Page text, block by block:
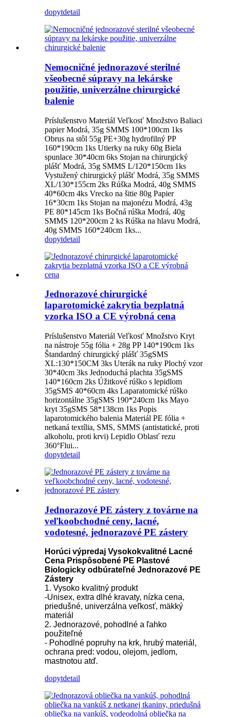
dopytdetail
Nemocničné jednorazové sterilné
všeobecné súpravy na lekárske
použitie, univerzálne chirurgické
balenie
Príslušenstvo Materiál Veľkosť Množstvo Baliaci
papier Modrá, 35g SMMS 100*100cm 1ks
Obrus na stôl 55g PE+30g hydrofilný PP
160*190cm 1ks Utierky na ruky 60g Biela
spunlace 30*40cm 6ks Stojan na chirurgický
plášť Modrá, 35g SMMS L/120*150cm 1ks
Vystužený chirurgický plášť Modrá, 35g SMMS
XL/130*155cm 2ks Rúška Modrá, 40g SMMS
40*60cm 4ks Vrecko na šitie 80g Papier
16*30cm 1ks Stojan na majonézu Modrá, 43g
PE 80*145cm 1ks Bočná rúška Modrá, 40g
SMMS 120*200cm 2 ks Rúška na hlavu Modrá,
40g SMMS 160*240cm 1ks...
dopytdetail
Jednorazové chirurgické
laparotomické zakrytia bezplatná
vzorka ISO a CE výrobná cena
Príslušenstvo Materiál Veľkosť Množstvo Kryt
na nástroje 55g fólia + 28g PP 140*190cm 1ks
Štandardný chirurgický plášť 35gSMS
XL:130*150CM 3ks Uterák na ruky Plochý vzor
30*40cm 3ks Jednoduchá plachta 35gSMS
140*160cm 2ks Úžitkové rúško s lepidlom
35gSMS 40*60cm 4ks Laparatomické rúško
horizontálne 35gSMS 190*240cm 1ks Mayo
kryt 35gSMS 58*138cm 1ks Popis
laparotomického balenia Materiál PE fólia +
netkaná textília, SMS, SMMS (antistatické, proti
alkoholu, proti krvi) Lepidlo Oblasť rezu
360°Flui...
dopytdetail
Jednorazové PE zástery z továrne na
veľkoobchodné ceny, lacné,
vodotesné, jednorazové PE zástery
Horúci výpredaj Vysokokvalitné Lacné
Cena Prispôsobené PE Plastové
Biologicky odbúrateľné Jednorazové PE
Zástery
1. Vysoko kvalitný produkt
-Unisex, extra dlhé kravaty, nízka cena,
priedušné, univerzálna veľkosť, mäkký
materiál
2. Jednorazové, pohodlné a ľahko
použiteľné
- Pohodlné popruhy na krk, hrubý materiál,
ochrana pred: vodou, olejom, jedlom,
mastnotou atď.
dopytdetail